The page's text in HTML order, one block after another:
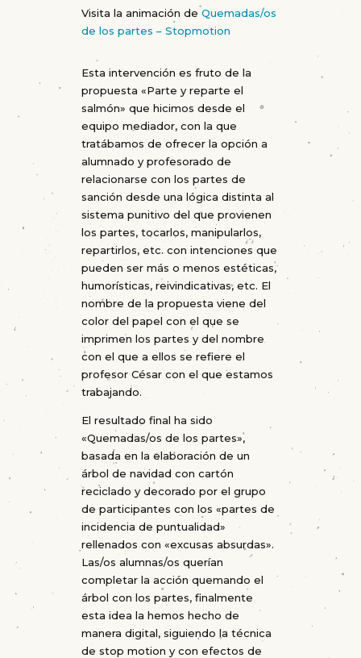
Visita la animación deQuemadas/os
de los partes – Stopmotion
Esta intervención es fruto de la
propuesta «Parte y reparte el
salmón» que hicimos desde el
equipo mediador, con la que
tratábamos de ofrecer la opción a
alumnado y profesorado de
relacionarse con los partes de
sanción desde una lógica distinta al
sistema punitivo del que provienen
los partes, tocarlos, manipularlos,
repartirlos, etc. con intenciones que
pueden ser más o menos estéticas,
humorísticas, reivindicativas, etc. El
nombre de la propuesta viene del
color del papel con el que se
imprimen los partes y del nombre
con el que a ellos se refiere el
profesor César con el que estamos
trabajando.
El resultado final ha sido
«Quemadas/os de los partes»,
basada en la elaboración de un
árbol de navidad con cartón
reciclado y decorado por el grupo
de participantes con los «partes de
incidencia de puntualidad»
rellenados con «excusas absurdas».
Las/os alumnas/os querían
completar la acción quemando el
árbol con los partes, finalmente
esta idea la hemos hecho de
manera digital, siguiendo la técnica
de stop motion y con efectos de